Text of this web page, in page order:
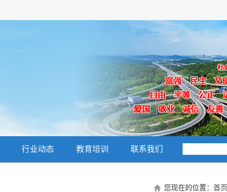
行业动态 教育培训 联系我们
您现在的位置： 首页